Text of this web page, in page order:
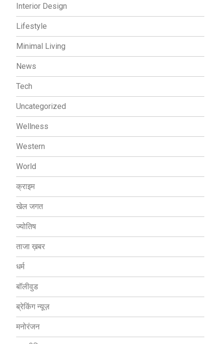
Interior Design
Lifestyle
Minimal Living
News
Tech
Uncategorized
Wellness
Western
World
क्राइम
खेल जगत
ज्योतिष
ताजा ख़बर
धर्म
बॉलीवुड
ब्रेकिंग न्यूज़
मनोरंजन